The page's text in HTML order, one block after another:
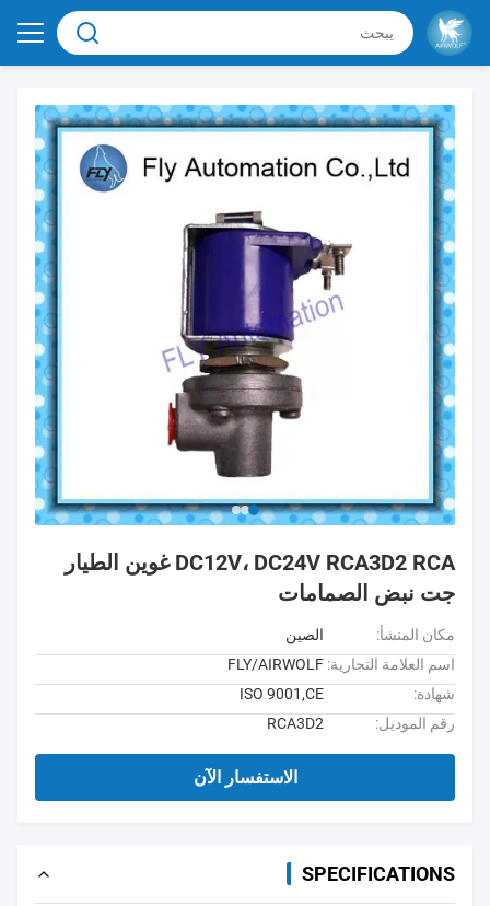
DC12V، DC24V RCA3D2 RCA غوين الطيار
جت نبض الصمامات
مكان المنشأ:
الصين
اسم العلامة التجارية: FLY/AIRWOLF
شهادة:
ISO 9001,CE
رقم الموديل:
RCA3D2
الاستفسار الآن
SPECIFICATIONS